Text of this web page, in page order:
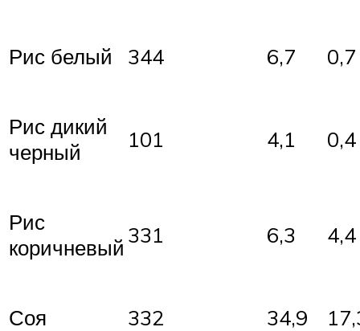
Рис белый 344 6,7 0,7
Рис дикий
черный
101 4,1 0,4
Рис
коричневый 331 6,3 4,4
Соя 332 34,9